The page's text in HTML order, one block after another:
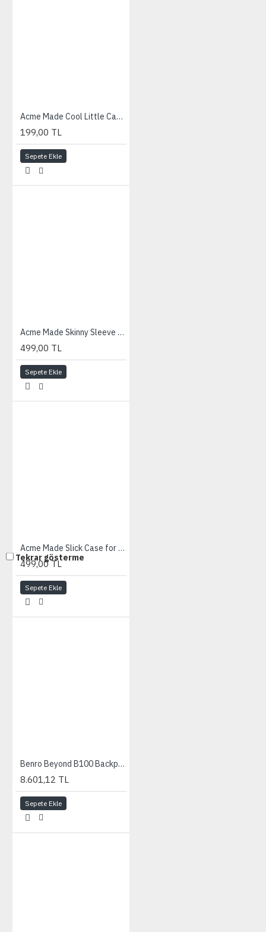
Tekrar gösterme
Acme Made Cool Little Case - Glowing Flowers
199,00 TL
Sepete Ekle
Acme Made Skinny Sleeve for iPad -Gloss Black
499,00 TL
Sepete Ekle
Acme Made Slick Case for iPad - Matte Black
499,00 TL
Sepete Ekle
Benro Beyond B100 Backpack Black
8.601,12 TL
Sepete Ekle